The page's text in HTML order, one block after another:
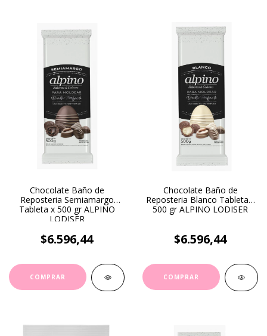
Chocolate Baño de
Reposteria Semiamargo
Tableta x 500 gr ALPINO
LODISER
$6.596,44
Chocolate Baño de
Reposteria Blanco Tableta x
500 gr ALPINO LODISER
$6.596,44